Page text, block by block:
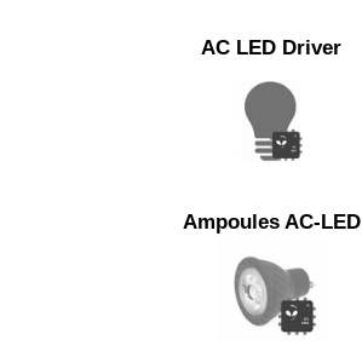
AC LED Driver
Ampoules AC-LED